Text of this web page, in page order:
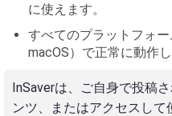
に使えます。
すべてのプラットフォー
macOS）で正常に動作し
InSaverは、ご自身で投稿
ンツ、またはアクセスし